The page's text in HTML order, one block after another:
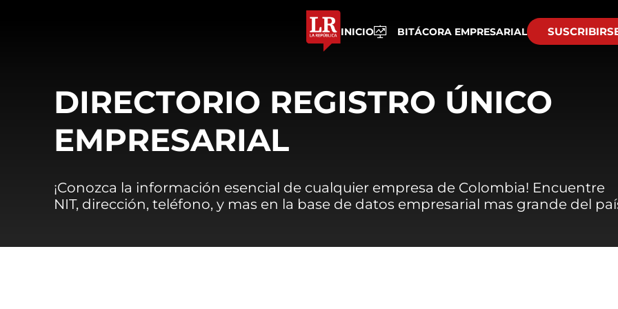
INICIO BITÁCORA EMPRESARIAL
DIRECTORIO REGISTRO ÚNICO
EMPRESARIAL
¡Conozca la información esencial de cualquier empresa de Colombia! Encuentre
NIT, dirección, teléfono, y mas en la base de datos empresarial mas grande del